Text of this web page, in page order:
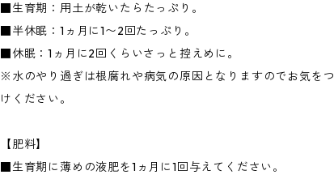
■生育期：用土が乾いたらたっぷり。
■半休眠：1ヵ月に1〜2回たっぷり。
■休眠：1ヵ月に2回くらいさっと控えめに。
※水のやり過ぎは根腐れや病気の原因となりますのでお気をつ
けください。
【肥料】
■生育期に薄めの液肥を1ヵ月に1回与えてください。